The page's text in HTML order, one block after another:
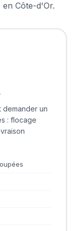
Côte-d'Or.
un
: flocage